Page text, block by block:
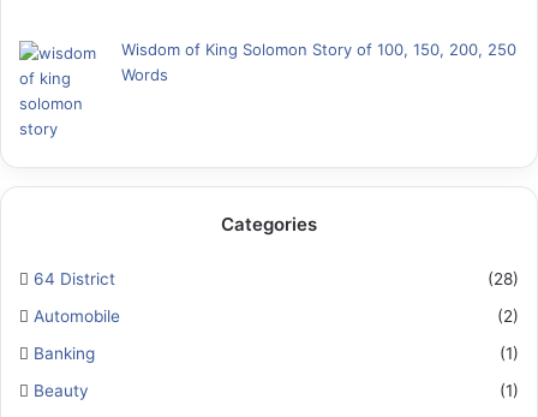
Wisdom of King Solomon Story of 100, 150, 200, 250
Words
Categories
64 District
(28)
Automobile
(2)
Banking
(1)
Beauty
(1)